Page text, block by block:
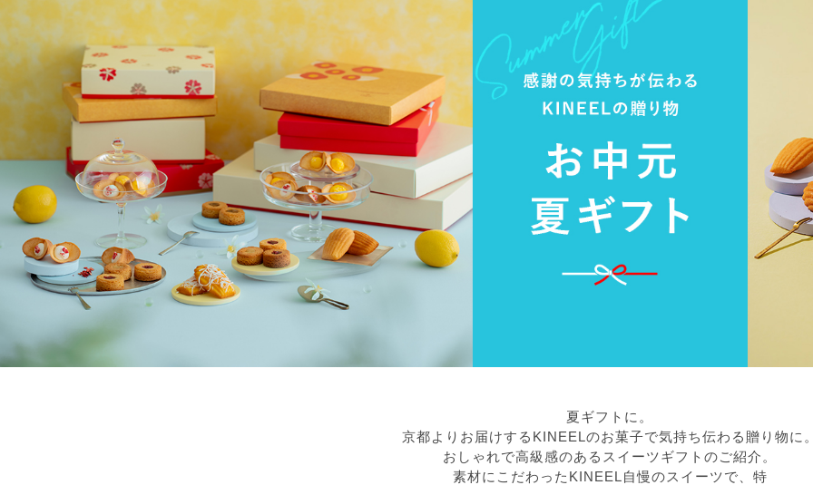
夏ギフトに。
京都よりお届けするKINEELのお菓子で気持ち伝わる贈り物に
おしゃれで高級感のあるスイーツギフトのご紹介。
素材にこだわったKINEEL自慢のスイーツで、特